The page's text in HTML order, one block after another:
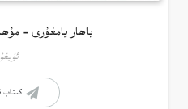
باھار يامغۇرى –
كىتاب